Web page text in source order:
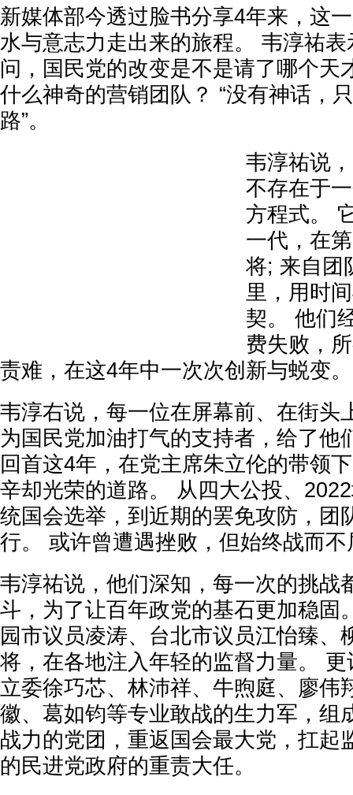
新媒体部今透过脸书分享4年来，这
水与意志力走出来的旅程。 韦淳祐
问，国民党的改变是不是请了哪个天
什么神奇的营销团队？ “没有神话，
路”。
韦淳祐说
不存在于
方程式。
一代，在
将; 来自团
里，用时
契。 他们
费失败，
责难，在这4年中一次次创新与蜕变。
韦淳右说，每一位在屏幕前、在街头
为国民党加油打气的支持者，给了他
回首这4年，在党主席朱立伦的带领
辛却光荣的道路。 从四大公投、
统国会选举，到近期的罢免攻防，团
行。 或许曾遭遇挫败，但始终战而
韦淳祐说，他们深知，每一次的挑战
斗，为了让百年政党的基石更加稳固
园市议员凌涛、台北市议员江怡臻、
将，在各地注入年轻的监督力量。
立委徐巧芯、林沛祥、牛煦庭、廖伟
徽、葛如钧等专业敢战的生力军，组
战力的党团，重返国会最大党，扛起
的民进党政府的重责大任。